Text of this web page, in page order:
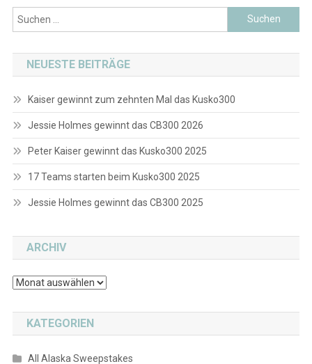
Suchen
nach:
NEUESTE BEITRÄGE
Kaiser gewinnt zum zehnten Mal das Kusko300
Jessie Holmes gewinnt das CB300 2026
Peter Kaiser gewinnt das Kusko300 2025
17 Teams starten beim Kusko300 2025
Jessie Holmes gewinnt das CB300 2025
ARCHIV
Archiv
KATEGORIEN
All Alaska Sweepstakes